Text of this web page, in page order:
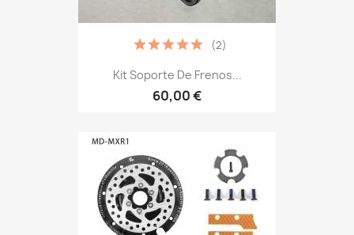
Kit Soporte De Frenos...
60,00 €
(2)